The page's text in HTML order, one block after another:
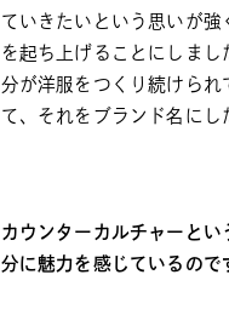
ていきたいという思いが
を起ち上げることにしま
分が洋服をつくり続けられ
て、それをブランド名にし
カウンターカルチャーと
分に魅力を感じているので